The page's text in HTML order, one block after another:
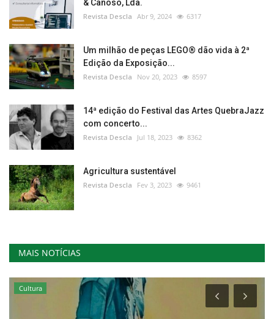
& Canoso, Lda.
Revista Descla Abr 9, 2024 6317
Um milhão de peças LEGO® dão vida à 2ª
Edição da Exposição...
Revista Descla Nov 20, 2023 8597
14ª edição do Festival das Artes QuebraJazz
com concerto...
Revista Descla Jul 18, 2023 8362
Agricultura sustentável
Revista Descla Fev 3, 2023 9461
MAIS NOTÍCIAS
Cultura